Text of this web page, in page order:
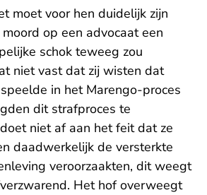
moet voor hen duidelijk zijn
op een advocaat een
schok teweeg zou
niet vast dat zij wisten dat
in het Marengo-proces
dit strafproces te
niet af aan het feit dat ze
daadwerkelijk de versterkte
veroorzaakten, dit weegt
Het hof overweegt